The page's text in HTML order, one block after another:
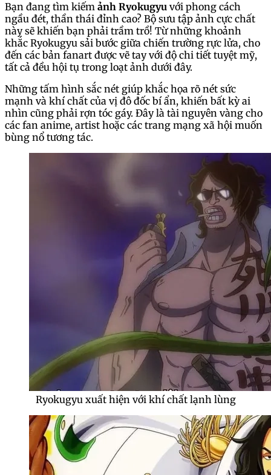
Bạn đang tìm kiếm ảnh Ryokugyu với phong cách
ngầu đét, thần thái đỉnh cao? Bộ sưu tập ảnh cực chất
này sẽ khiến bạn phải trầm trồ! Từ những khoảnh
khắc Ryokugyu sải bước giữa chiến trường rực lửa, cho
đến các bản fanart được vẽ tay với độ chi tiết tuyệt mỹ,
tất cả đều hội tụ trong loạt ảnh dưới đây.
Những tấm hình sắc nét giúp khắc họa rõ nét sức
mạnh và khí chất của vị đô đốc bí ẩn, khiến bất kỳ ai
nhìn cũng phải rợn tóc gáy. Đây là tài nguyên vàng cho
các fan anime, artist hoặc các trang mạng xã hội muốn
bùng nổ tương tác.
Ryokugyu xuất hiện với khí chất lạnh lùng